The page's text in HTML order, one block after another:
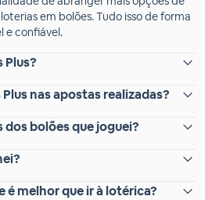
em bolões. Tudo isso de forma
e confiável.
nas apostas realizadas?
bolões que joguei?
melhor que ir à lotérica?